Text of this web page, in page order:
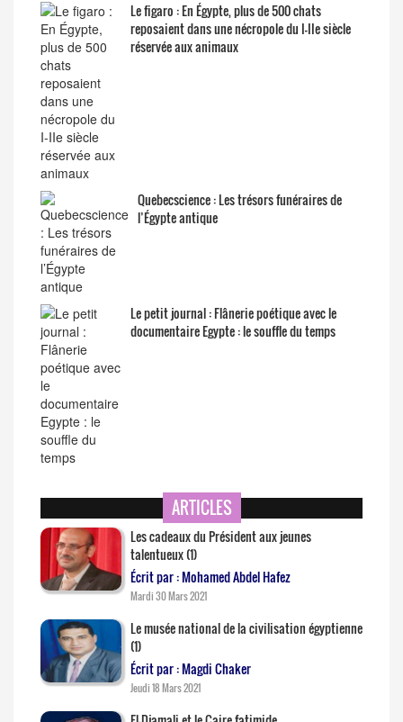
Le figaro : En Égypte, plus de 500 chats
reposaient dans une nécropole du I-IIe siècle
réservée aux animaux
Quebecscience : Les trésors funéraires de
l’Égypte antique
Le petit journal : Flânerie poétique avec le
documentaire Egypte : le souffle du temps
ARTICLES
Les cadeaux du Président aux jeunes
talentueux (1)
Écrit par : Mohamed Abdel Hafez
Mardi 30 Mars 2021
Le musée national de la civilisation égyptienne
(1)
Écrit par : Magdi Chaker
Jeudi 18 Mars 2021